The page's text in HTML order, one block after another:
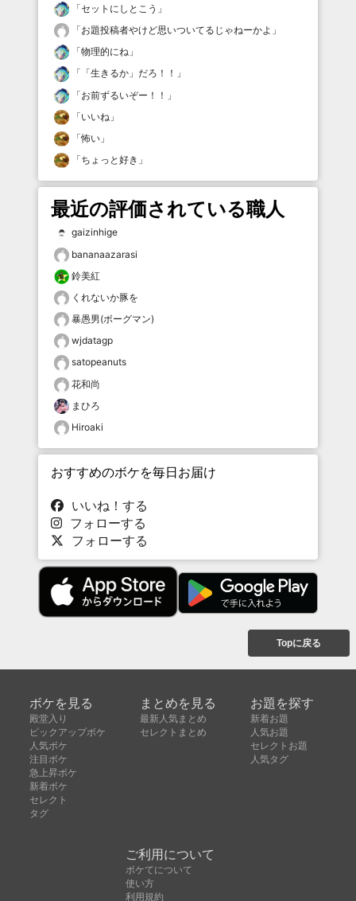
「セットにしとこう 」
「お題投稿者やけど思いついてるじゃねーかよ 」
「物理的にね 」
「 「生きるか」だろ！！ 」
「お前ずるいぞー！！ 」
「いいね 」
「怖い 」
「ちょっと好き 」
最近の評価されている職人
gaizinhige
bananaazarasi
鈴美紅
くれないか豚を
暴愚男(ボーグマン)
wjdatagp
satopeanuts
花和尚
まひろ
Hiroaki
おすすめのボケを毎日お届け
いいね！する
フォローする
フォローする
Topに戻る
ボケを見る
殿堂入り
ピックアップボケ
人気ボケ
注目ボケ
急上昇ボケ
新着ボケ
セレクト
タグ
まとめを見る
最新人気まとめ
セレクトまとめ
お題を探す
新着お題
人気お題
セレクトお題
人気タグ
ご利用について
ボケてについて
使い方
利用規約